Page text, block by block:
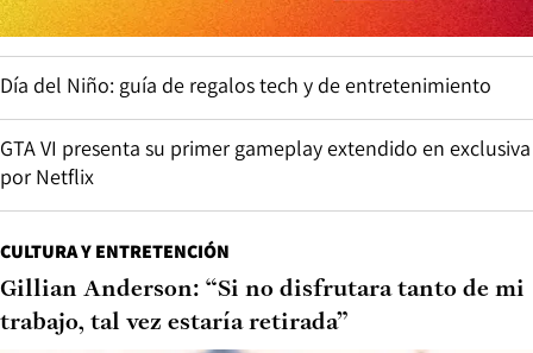
Día del Niño: guía de regalos tech y de entretenimiento
GTA VI presenta su primer gameplay extendido en exclusiva
por Netflix
CULTURA Y ENTRETENCIÓN
Gillian Anderson: “Si no disfrutara tanto de mi
trabajo, tal vez estaría retirada”